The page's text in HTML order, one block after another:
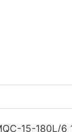
15-180L/